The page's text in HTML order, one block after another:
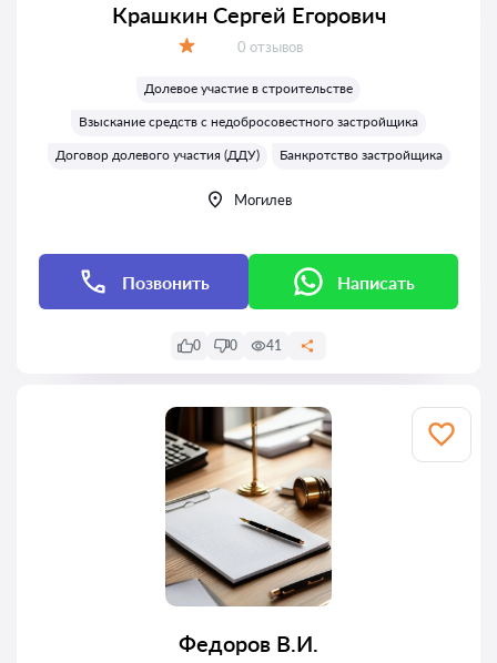
Крашкин Сергей Егорович
Отзывов:
0 отзывов
Долевое участие в строительстве
Взыскание средств с недобросовестного застройщика
Договор долевого участия (ДДУ)
Банкротство застройщика
Могилев
Позвонить Написать
0 0 41
Федоров В.И.